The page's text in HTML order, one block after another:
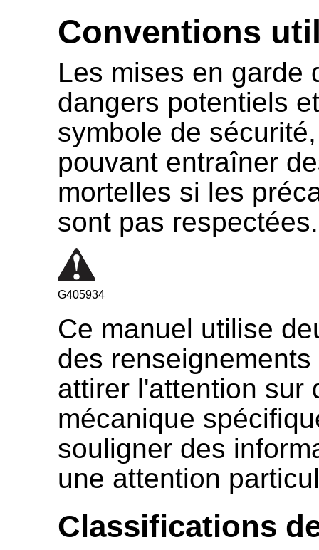
Conventions
Les mises en garde
dangers potentiels
symbole de
pouvant entraîner
mortelles si les
sont pas respectées.
G405934
Ce manuel utilise
des
attirer l'attention sur
mécanique
souligner des
une attention
Classifications